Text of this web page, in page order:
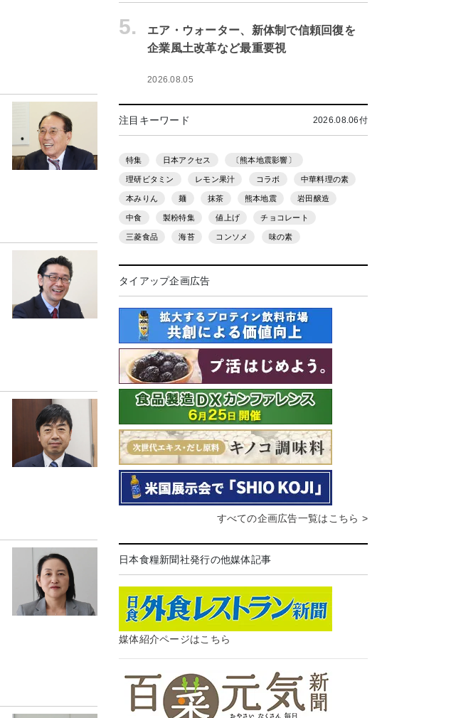
5.
エア・ウォーター、新体制で信頼回復を
企業風土改革など最重要視
2026.08.05
注目キーワード 2026.08.06付
特集 日本アクセス 〔熊本地震影響〕
理研ビタミン レモン果汁 コラボ 中華料理の素
本みりん 麺 抹茶 熊本地震 岩田醸造
中食 製粉特集 値上げ チョコレート
三菱食品 海苔 コンソメ 味の素
タイアップ企画広告
すべての企画広告一覧はこちら >
日本食糧新聞社発行の他媒体記事
媒体紹介ページはこちら